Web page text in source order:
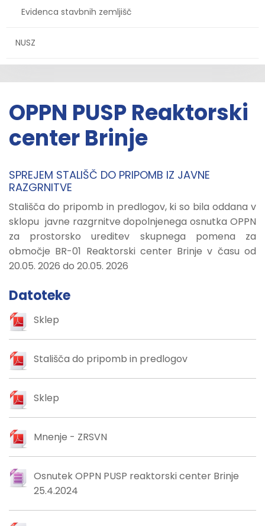
Evidenca stavbnih zemljišč
NUSZ
OPPN PUSP Reaktorski
center Brinje
SPREJEM STALIŠČ DO PRIPOMB IZ JAVNE
RAZGRNITVE
Stališča do pripomb in predlogov, ki so bila oddana v
sklopu javne razgrnitve dopolnjenega osnutka OPPN
za prostorsko ureditev skupnega pomena za
območje BR-01 Reaktorski center Brinje v času od
20.05. 2026 do 20.05. 2026
Datoteke
Sklep
Stališča do pripomb in predlogov
Sklep
Mnenje - ZRSVN
Osnutek OPPN PUSP reaktorski center Brinje
25.4.2024